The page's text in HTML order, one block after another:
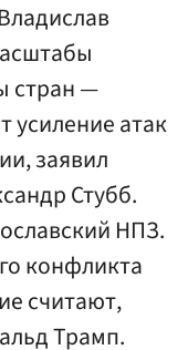
стран —
атак
заявил
Стубб.
НПЗ.
конфликта
считают,
Трамп.